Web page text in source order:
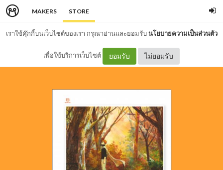
MAKERS STORE
เราใช้คุ๊กกี้บนเว็บไซต์ของเรา กรุณาอ่านและยอมรับนโยบายความเป็นส่วนตัว
เพื่อใช้บริการเว็บไซต์ ยอมรับ ไม่ยอมรับ